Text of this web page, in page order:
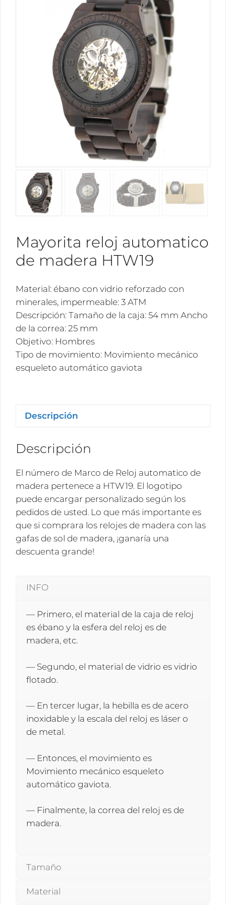
Mayorita reloj automatico
de madera HTW19
Material: ébano con vidrio reforzado con
minerales, impermeable: 3 ATM
Descripción: Tamaño de la caja: 54 mm Ancho
de la correa: 25 mm
Objetivo: Hombres
Tipo de movimiento: Movimiento mecánico
esqueleto automático gaviota
Descripción
Descripción
El número de Marco de Reloj automatico de
madera pertenece a HTW19. El logotipo
puede encargar personalizado según los
pedidos de usted. Lo que más importante es
que si comprara los relojes de madera con las
gafas de sol de madera, ¡ganaría una
descuenta grande!
INFO
— Primero, el material de la caja de reloj
es ébano y la esfera del reloj es de
madera, etc.
— Segundo, el material de vidrio es vidrio
flotado.
— En tercer lugar, la hebilla es de acero
inoxidable y la escala del reloj es láser o
de metal.
— Entonces, el movimiento es
Movimiento mecánico esqueleto
automático gaviota.
— Finalmente, la correa del reloj es de
madera.
Tamaño
Material